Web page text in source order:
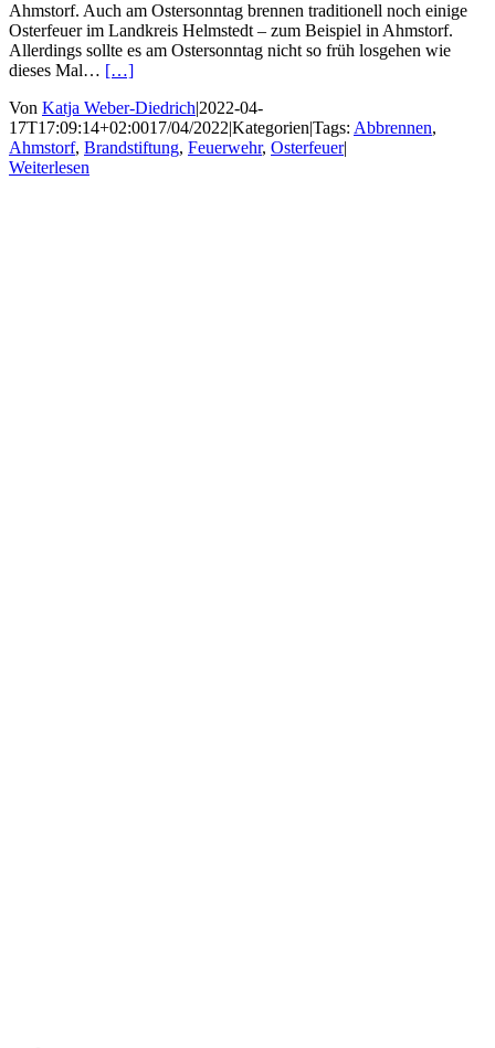
Ahmstorf. Auch am Ostersonntag brennen traditionell noch einige
Osterfeuer im Landkreis Helmstedt – zum Beispiel in Ahmstorf.
Allerdings sollte es am Ostersonntag nicht so früh losgehen wie
dieses Mal… […]
Von Katja Weber-Diedrich|2022-04-
17T17:09:14+02:0017/04/2022|Kategorien|Tags: Abbrennen,
Ahmstorf, Brandstiftung, Feuerwehr, Osterfeuer|
Weiterlesen